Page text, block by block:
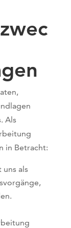
Als
in Betracht:
uns als